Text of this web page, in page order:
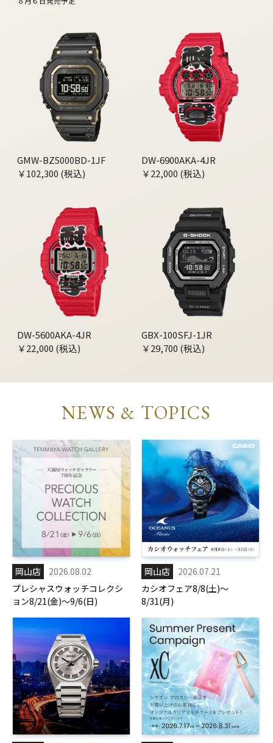
GMW-BZ5000BD-1JF
￥102,300 (税込)
DW-6900AKA-4JR
￥22,000 (税込)
DW-5600AKA-4JR
￥22,000 (税込)
GBX-100SFJ-1JR
￥29,700 (税込)
NEWS & TOPICS
岡山店
2026.08.02
プレシャスウォッチコレクシ
ョン8/21(金)～9/6(日)
岡山店
2026.07.21
カシオフェア8/8(土)～
8/31(月)